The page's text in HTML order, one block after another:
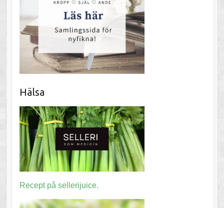
Hälsa
Recept på sellerijuice.